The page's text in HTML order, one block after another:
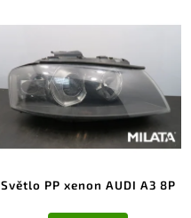
Světlo PP xenon AUDI A3 8P